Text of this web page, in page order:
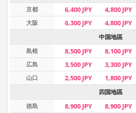
京都
6,400 JPY 4,800 JPY
大阪 6,300 JPY 4,800 JPY
中国地區
島根
8,500 JPY 8,100 JPY
広島
3,500 JPY 3,300 JPY
山口 2,500 JPY 1,800 JPY
四国地區
徳島
8,900 JPY 8,900 JPY